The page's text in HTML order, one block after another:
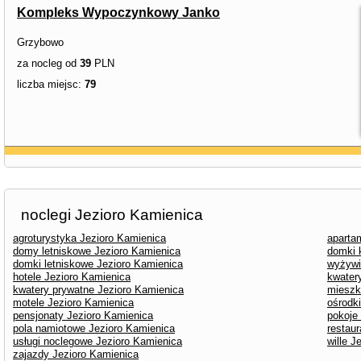
Kompleks Wypoczynkowy Janko
Grzybowo
za nocleg od 39 PLN
liczba miejsc: 79
noclegi Jezioro Kamienica
agroturystyka Jezioro Kamienica
domy letniskowe Jezioro Kamienica
domki
domki letniskowe Jezioro Kamienica
hotele Jezioro Kamienica
kwatery prywatne Jezioro Kamienica
motele Jezioro Kamienica
pensjonaty Jezioro Kamienica
pokoje
pola namiotowe Jezioro Kamienica
usługi noclegowe Jezioro Kamienica
wille
zajazdy Jezioro Kamienica